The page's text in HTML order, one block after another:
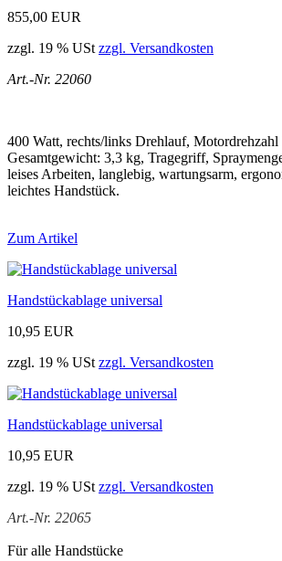
855,00 EUR
zzgl. 19 % USt zzgl. Versandkosten
Art.-Nr. 22060
400 Watt, rechts/links Drehlauf,
Gesamtgewicht: 3,3 kg, Tragegriff,
leises Arbeiten, langlebig, wartungsarm,
leichtes Handstück.
Zum Artikel
Handstückablage universal
10,95 EUR
zzgl. 19 % USt zzgl. Versandkosten
Handstückablage universal
10,95 EUR
zzgl. 19 % USt zzgl. Versandkosten
Art.-Nr. 22065
Für alle Handstücke